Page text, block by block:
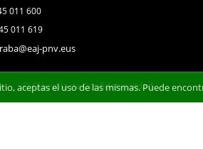
011 600
011 619
pnv.eus
Cláusula de Confidencialidad
aceptas el uso de las mismas. Puede